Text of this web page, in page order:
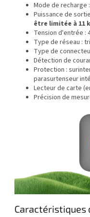
Mode de recharge
Puissance de
être limitée à 11
Tension d'entrée :
Type de réseau :
Type de
Détection de
Protection :
parasurtenseur
Lecteur de carte
Précision de